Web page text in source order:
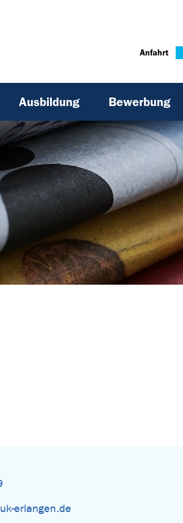
Anfahrt
Ausbildung Bewerbung
erlangen.de